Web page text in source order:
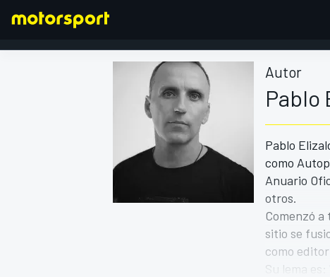
FÓRMULA 1
Autor
Pablo
Pablo
como
Anuario
otros.
Comenzó
sitio se
como
Su lema